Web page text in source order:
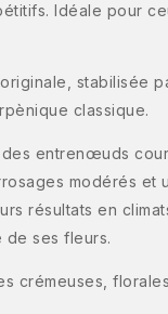
Idéale pour
stabilisée
classique.
entrenœuds
modérés
résultats en
de ses fleurs.
crémeuses,